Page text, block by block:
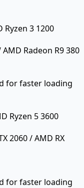
Ryzen 3 1200
AMD Radeon R9 380
for faster loading
Ryzen 5 3600
2060 / AMD RX
for faster loading